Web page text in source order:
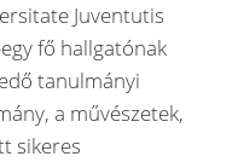
Juventutis
fő hallgatónak
tanulmányi
a művészetek,
sikeres